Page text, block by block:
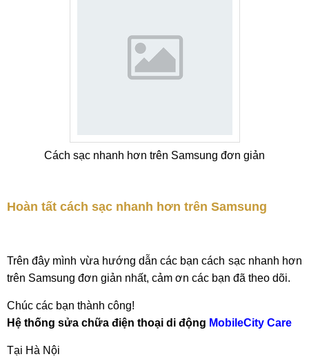
Cách sạc nhanh hơn trên Samsung đơn giản
Hoàn tất cách sạc nhanh hơn trên Samsung
Trên đây mình vừa hướng dẫn các bạn cách sạc nhanh hơn
trên Samsung đơn giản nhất, cảm ơn các bạn đã theo dõi.
Chúc các bạn thành công!
Hệ thống sửa chữa điện thoại di động MobileCity Care
Tại Hà Nội